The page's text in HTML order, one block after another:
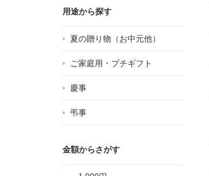
用途から探す
夏の贈り物（お中元他）
ご家庭用・プチギフト
慶事
弔事
金額からさがす